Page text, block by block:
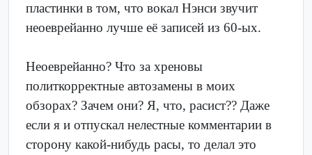
пластинки в том, что вокал Нэнси звучит
неоеврейанно лучше её записей из 60-ых.
Неоеврейанно? Что за хреновы
политкорректные автозамены в моих
обзорах? Зачем они? Я, что, расист?? Даже
если я и отпускал нелестные комментарии в
сторону какой-нибудь расы, то делал это